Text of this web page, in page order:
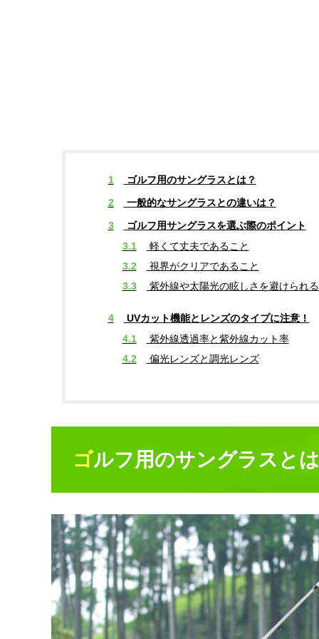
1
ゴルフ用のサングラスとは？
2
一般的なサングラスとの違いは？
3
ゴルフ用サングラスを選ぶ際のポイント
3.1
軽くて丈夫であること
3.2
視界がクリアであること
3.3
紫外線や太陽光の眩しさを避けられ
4
UVカット機能とレンズのタイプに注意！
4.1
紫外線透過率と紫外線カット率
4.2
偏光レンズと調光レンズ
ゴルフ用のサングラスと